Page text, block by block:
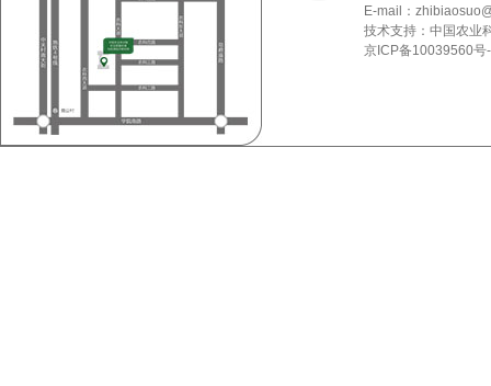
E-mail：
技术支持：中国农业
京ICP备10039560号